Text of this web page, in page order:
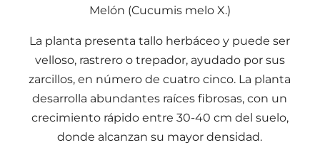
Melón (Cucumis melo X.)
La planta presenta tallo herbáceo y puede ser
velloso, rastrero o trepador, ayudado por sus
zarcillos, en número de cuatro cinco. La planta
desarrolla abundantes raíces fibrosas, con un
crecimiento rápido entre 30-40 cm del suelo,
donde alcanzan su mayor densidad.